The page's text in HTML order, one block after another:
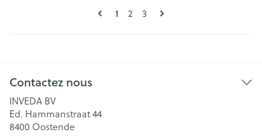
Pages
Vous lisez actuellement la page
1 Page
2 Page
3
Contactez nous
INVEDA BV
Ed. Hammanstraat 44
8400 Oostende